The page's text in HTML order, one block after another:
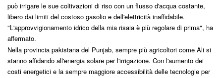
può irrigare le sue coltivazioni di riso con un flusso d'acqua costante,
libero dai limiti del costoso gasolio e dell'elettricità inaffidabile.
"L'approvvigionamento idrico della mia risaia è più regolare di prima", ha
affermato.
Nella provincia pakistana del Punjab, sempre più agricoltori come Ali si
stanno affidando all'energia solare per l'irrigazione. Con l'aumento dei
costi energetici e la sempre maggiore accessibilità delle tecnologie per